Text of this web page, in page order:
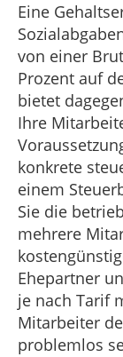
Eine
von einer
Prozent auf
bietet
Ihre
konkrete
einem
Sie die
mehrere
Ehepartner
je nach Tarif
Mitarbeiter
problemlos